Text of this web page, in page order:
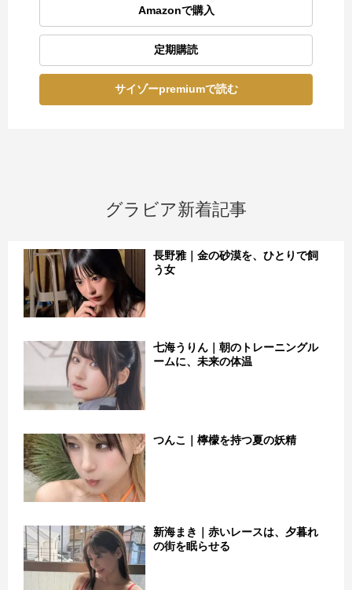
Amazonで購入
定期購読
サイゾーpremiumで読む
グラビア新着記事
長野雅｜金の砂漠を、ひとりで飼
う女
七海うりん｜朝のトレーニングル
ームに、未来の体温
つんこ｜檸檬を持つ夏の妖精
新海まき｜赤いレースは、夕暮れ
の街を眠らせる